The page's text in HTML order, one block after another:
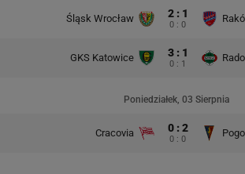
Śląsk Wrocław 2 : 1
0 : 0
GKS Katowice 3 : 1
0 : 1
Poniedziałek, 03 Sierpnia
Cracovia 0 : 2
0 : 0